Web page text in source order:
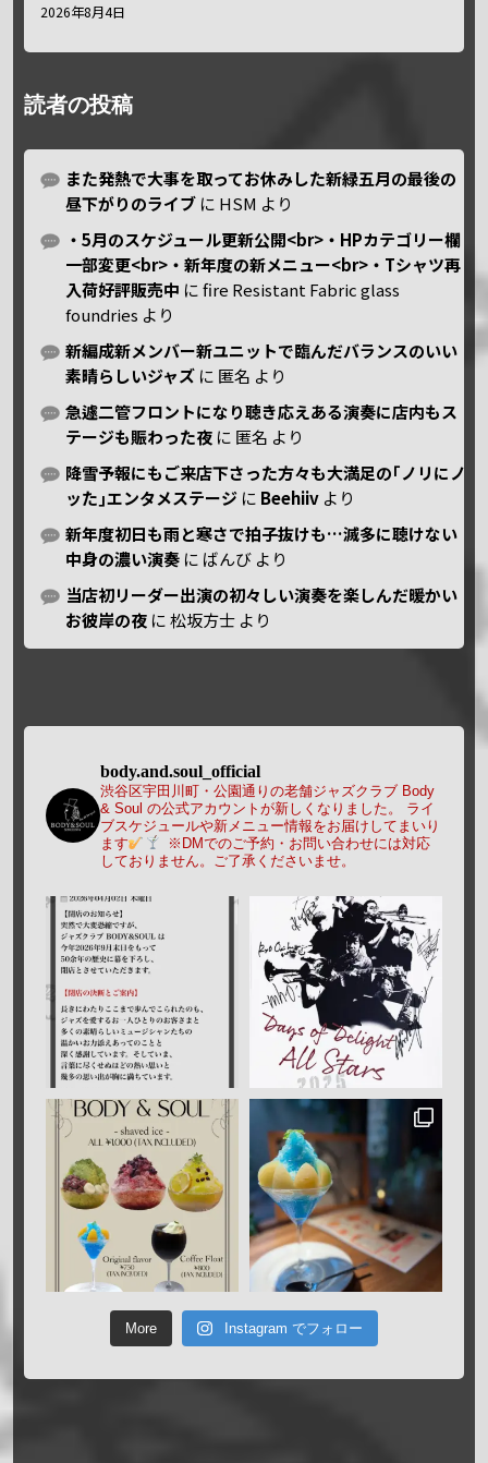
2026年8月4日
読者の投稿
また発熱で大事を取ってお休みした新緑五月の最後の
昼下がりのライブ に HSM より
・5月のスケジュール更新公開<br>・HPカテゴリー欄
一部変更<br>・新年度の新メニュー<br>・Tシャツ再
入荷好評販売中 にfire Resistant Fabric glass
foundries より
新編成新メンバー新ユニットで臨んだバランスのいい
素晴らしいジャズ に 匿名 より
急遽二管フロントになり聴き応えある演奏に店内もス
テージも賑わった夜 に 匿名 より
降雪予報にもご来店下さった方々も大満足の｢ノリにノ
ッた｣エンタメステージ に Beehiiv より
新年度初日も雨と寒さで拍子抜けも…滅多に聴けない
中身の濃い演奏 に ばんび より
当店初リーダー出演の初々しい演奏を楽しんだ暖かい
お彼岸の夜 に松坂方士 より
body.and.soul_official
渋谷区宇田川町・公園通りの老舗ジャズクラブ Body
& Soul の公式アカウントが新しくなりました。
ライ
ブスケジュールや新メニュー情報をお届けしてまいり
ます
※DMでのご予約・お問い合わせには対応
しておりません。ご了承くださいませ。
More Instagram でフォロー